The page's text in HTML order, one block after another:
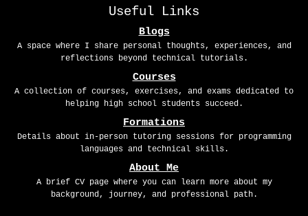
Useful Links
Blogs
A space where I share personal thoughts, experiences, and
reflections beyond technical tutorials.
Courses
A collection of courses, exercises, and exams dedicated to
helping high school students succeed.
Formations
Details about in-person tutoring sessions for programming
languages and technical skills.
About Me
A brief CV page where you can learn more about my
background, journey, and professional path.